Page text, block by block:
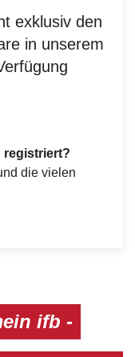
exklusiv den
in unserem
registriert?
die vielen
ifb -